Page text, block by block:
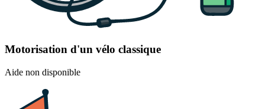
Motorisation d'un vélo classique
Aide non disponible